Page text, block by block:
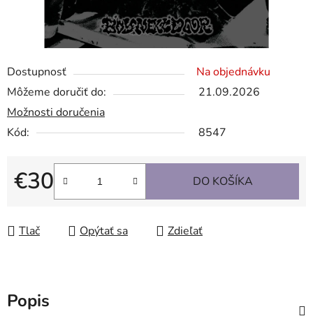
Dostupnosť
Na objednávku
Môžeme doručiť do:
21.09.2026
Možnosti doručenia
Kód:
8547
€30
Jednotková cena:
DO KOŠÍKA
Tlač Opýtať sa Zdieľať
Popis